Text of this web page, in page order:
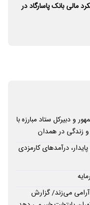
مالی بانک پاسارگاد در
و دبیرکل ستاد مبارزه با
و زندگی در همدان
درآمدهای کارمزدی
می‌زند/ گزارش